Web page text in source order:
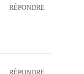
RÉPONDRE
RÉPONDRE